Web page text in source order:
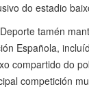
do estadio
tamén
Española,
compartido do
competición